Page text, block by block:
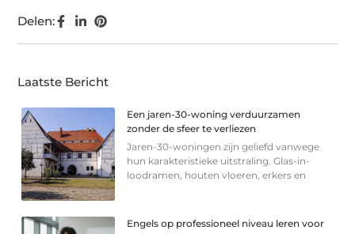
Delen:
Laatste Bericht
Een jaren-30-woning verduurzamen
zonder de sfeer te verliezen
Jaren-30-woningen zijn geliefd vanwege
hun karakteristieke uitstraling. Glas-in-
loodramen, houten vloeren, erkers en
Engels op professioneel niveau leren voor